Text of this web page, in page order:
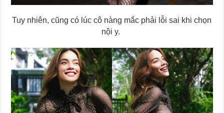
Tuy nhiên, cũng có lúc cô nàng mắc phải lỗi sai khi chọn
nội y.